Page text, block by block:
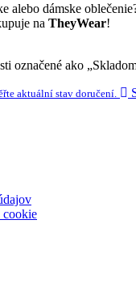
alebo dámske
na TheyWear!
označené ako
aktuální stav doručení.
cookie